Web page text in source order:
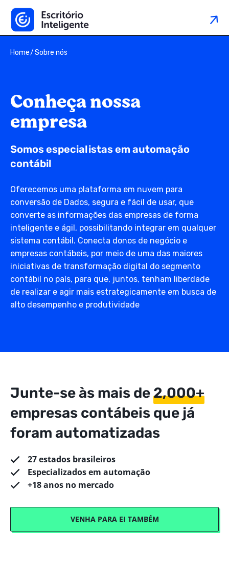
Home Sobre nós
Conheçanossa
empresa
Somos especialistas em automação
contábil
Oferecemos uma plataforma em nuvem para
conversão de Dados, segura e fácil de usar, que
converte as informações das empresas de forma
inteligente e ágil, possibilitando integrar em qualquer
sistema contábil. Conecta donos de negócio e
empresas contábeis, por meio de uma das maiores
iniciativas de transformação digital do segmento
contábil no país, para que, juntos, tenham liberdade
de realizar e agir mais estrategicamente em busca de
alto desempenho e produtividade
Junte-se às mais de2,000+
empresas contábeis que já
foram automatizadas
27 estados brasileiros
Especializados em automação
+18 anos no mercado
VENHA PARA EI TAMBÉM